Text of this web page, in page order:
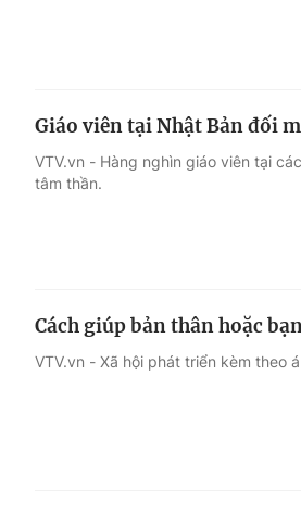
Giáo viên tại Nhật Bản đối
VTV.vn - Hàng nghìn giáo viên tại
tâm thần.
Cách giúp bản thân hoặc
VTV.vn - Xã hội phát triển kèm theo